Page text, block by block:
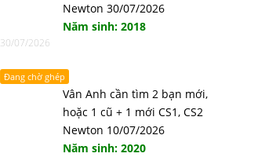
Newton 30/07/2026
Năm sinh: 2018
30/07/2026
Đang chờ ghép
Vân Anh cần tìm 2 bạn mới,
hoặc 1 cũ + 1 mới CS1, CS2
Newton 10/07/2026
Năm sinh: 2020